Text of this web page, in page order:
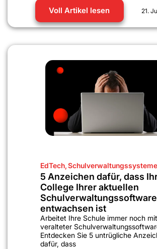
Voll Artikel lesen 21.
EdTech,Schulverwaltungssysteme
5 Anzeichen dafür, dass
College Ihrer aktuellen
Schulverwaltungssoftware
entwachsen ist
Arbeitet Ihre Schule immer noch mit
veralteter
Entdecken Sie 5 untrügliche
dafür, dass